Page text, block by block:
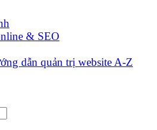
& SEO
dẫn quản trị website A-Z